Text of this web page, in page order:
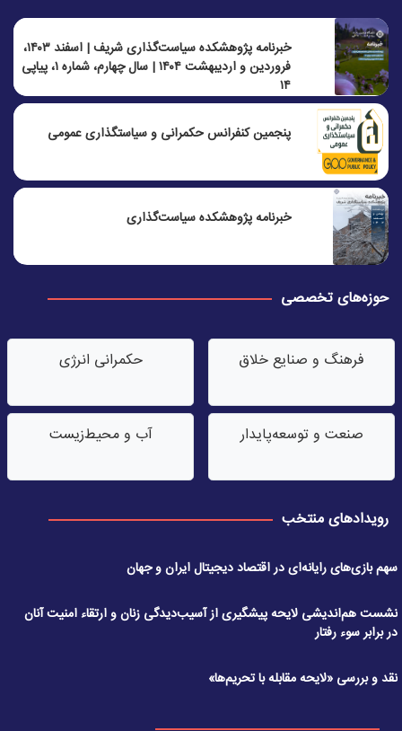
خبرنامه پژوهشکده سیاست‌گذاری شریف | اسفند ۱۴۰۳،
فروردین و اردیبهشت ۱۴۰۴ | سال چهارم، شماره ۱، پیاپی
۱۴
پنجمين كنفرانس حكمرانی و سياستگذاری عمومی
خبرنامه پژوهشکده سیاست‌گذاری
حوزه‌های تخصصی
فرهنگ و صنایع خلاق حکمرانی انرژی
صنعت‌ و توسعه‌پایدار آب‌ و محیط‌زیست
رویدادهای منتخب
سهم بازی‌های رایانه‌ای در اقتصاد دیجیتال ایران و جهان
نشست هم‌اندیشی لایحه پیشگیری از آسیب‌دیدگی زنان و ارتقاء امنیت آنان
در برابر سوء رفتار
نقد و بررسی «لایحه مقابله با تحریم‌ها»